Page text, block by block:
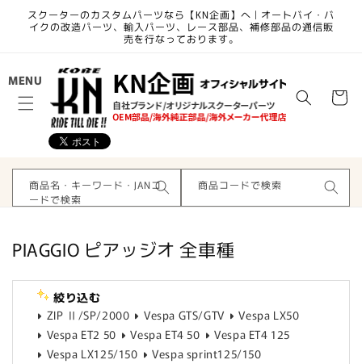
ンツに
進む
スクーターのカスタムパーツなら【KN企画】へ | オートバイ・バ
イクの改造パーツ、輸入パーツ、レース部品、補修部品の通信販
売を行なっております。
MENU
ー
商品名・キーワード・JANコ
ードで検索
商品コードで検索
コ
PIAGGIO ピアッジオ 全車種
絞り込む
ZIP Ⅱ/SP/2000
Vespa GTS/GTV
Vespa LX50
Vespa ET2 50
Vespa ET4 50
Vespa ET4 125
Vespa LX125/150
Vespa sprint125/150